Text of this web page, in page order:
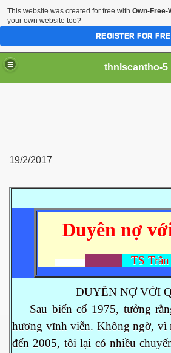
thnlscantho-5
19/2/2017
Duyên nợ
TS
DUYÊN NỢ VỚI
Sau biến cố 1975, tưởng
hương vĩnh viễn. Không ngờ, vì
đến 2005, tôi lại có nhiều
qua đời
This website was created for free with Own-Free-
your own website too?
REGISTER FOR